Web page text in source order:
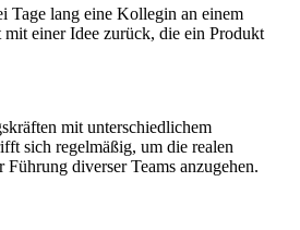
Tage lang eine Kollegin an einem
mit einer Idee zurück, die ein Produkt
mit unterschiedlichem
sich regelmäßig, um die realen
diverser Teams anzugehen.